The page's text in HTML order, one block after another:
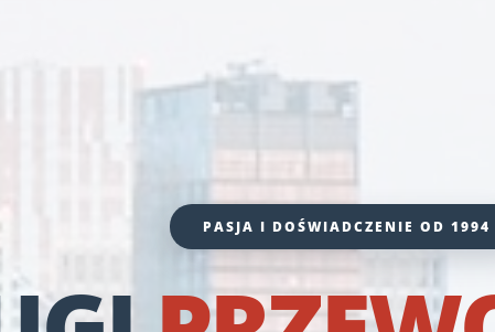
PASJA I DOŚWIADCZENIE OD 1994